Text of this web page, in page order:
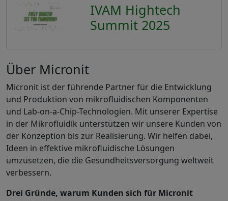
IVAM Hightech
Summit 2025
Über Micronit
Micronit ist der führende Partner für die Entwicklung
und Produktion von mikrofluidischen Komponenten
und Lab-on-a-Chip-Technologien. Mit unserer Expertise
in der Mikrofluidik unterstützen wir unsere Kunden von
der Konzeption bis zur Realisierung. Wir helfen dabei,
Ideen in effektive mikrofluidische Lösungen
umzusetzen, die die Gesundheitsversorgung weltweit
verbessern.
Drei Gründe, warum Kunden sich für Micronit